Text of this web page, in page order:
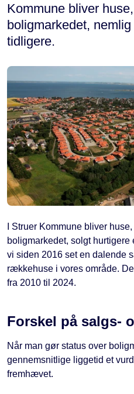
Kommune bliver
boligmarkedet,
tidligere.
I Struer Kommune bliver
boligmarkedet, solgt
vi siden 2016 set en dalende
rækkehuse i vores område.
fra 2010 til 2024.
Forskel på salgs-
Når man gør status over
gennemsnitlige liggetid et
fremhævet.